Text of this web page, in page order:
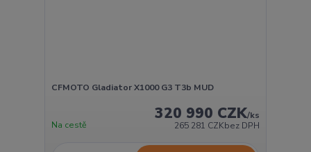
CFMOTO Gladiator X1000 G3 T3b MUD
320 990 CZK/ks
265 281 CZKbez DPH
Na cestě